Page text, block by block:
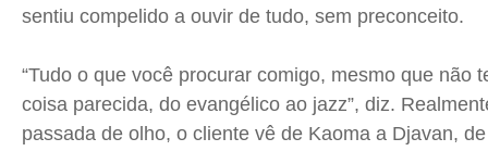
sentiu compelido a ouvir de tudo, sem preconceito.
“Tudo o que você procurar comigo, mesmo que não
coisa parecida, do evangélico ao jazz”, diz.
passada de olho, o cliente vê de Kaoma a Djavan,